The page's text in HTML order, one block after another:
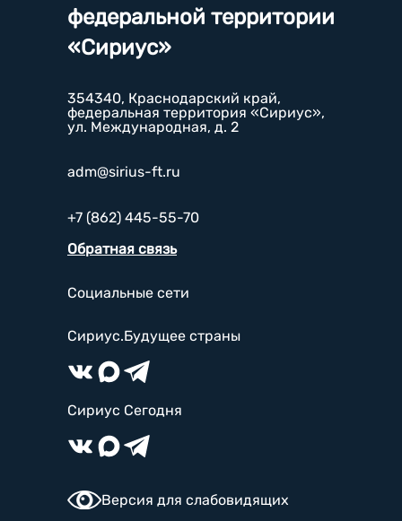
федеральной территории
«Сириус»
354340, Краснодарский край,
федеральная территория «Сириус»,
ул. Международная, д. 2
adm@sirius-ft.ru
+7 (862) 445-55-70
Обратная связь
Социальные сети
Сириус.Будущее страны
Сириус Сегодня
Версия для слабовидящих